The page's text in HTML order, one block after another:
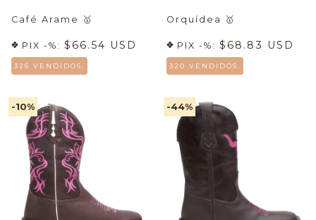
Café Arame 🥇
PIX -%: $66.54 USD
326 VENDIDOS.
Orquídea 🥇
PIX -%: $68.83 USD
320 VENDIDOS.
-10% -44%